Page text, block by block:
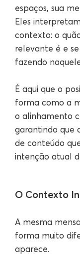
espaços, sua
Eles
contexto: o
relevante é e
fazendo
É aqui que o
forma como a
o alinhamento
garantindo que
de conteúdo
intenção atual
O Contexto
A mesma
forma muito
aparece.